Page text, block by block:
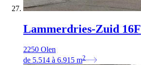
Lammerdries-Zuid 16F
2250 Olen
de 5.514 à 6.915 m2